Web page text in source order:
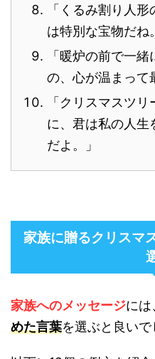
「くるみ割り人
は特別な宝物だね
「暖炉の前で一
の、心が温まって
「クリスマスツ
に、君は私の人生
だよ。」
家族に贈るクリスマ
家族へのメッセージには
めた言葉を選ぶと良いで